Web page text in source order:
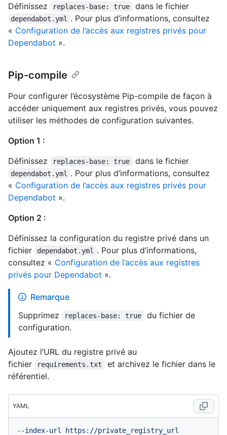
Définissez
replaces-base: true dans le fichier
dependabot.yml
. Pour plus d’informations, consultez
« Configuration de l’accès aux registres privés pour
Dependabot ».
Pip-compile
Pour configurer l’écosystème Pip-compile de façon à
accéder uniquement aux registres privés, vous pouvez
utiliser les méthodes de configuration suivantes.
Option 1 :
Définissez
replaces-base: true dans le fichier
dependabot.yml
. Pour plus d’informations, consultez
« Configuration de l’accès aux registres privés pour
Dependabot ».
Option 2 :
Définissez la configuration du registre privé dans un
fichier
dependabot.yml
. Pour plus d’informations,
consultez « Configuration de l’accès aux registres
privés pour Dependabot ».
Remarque
Supprimez
replaces-base: true
du fichier de
configuration.
Ajoutez l’URL du registre privé au
fichier
requirements.txt
et archivez le fichier dans le
référentiel.
YAML
--index-url https://private_registry_url